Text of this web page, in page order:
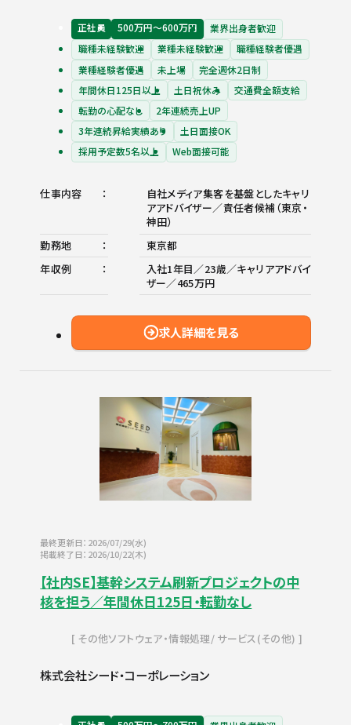
正社員 500万円〜600万円
業界出身者歓迎
職種未経験歓迎
業種未経験歓迎
職種経験者優遇
業種経験者優遇
未上場
完全週休2日制
年間休日125日以上
土日祝休み
交通費全額支給
転勤の心配なし
2年連続売上UP
3年連続昇給実績あり
土日面接OK
採用予定数5名以上
Web面接可能
仕事内容
自社メディア集客を基盤としたキャリ
アアドバイザー／責任者候補（東京・
神田）
勤務地
東京都
年収例
入社1年目／23歳／キャリアアドバイ
ザー／465万円
求人詳細を見る
最終更新日：2026/07/29(水)
掲載終了日：2026/10/22(木)
【社内SE】基幹システム刷新プロジェクトの中
核を担う／年間休日125日・転勤なし
その他ソフトウェア・情報処理 サービス(その他)
株式会社シード・コーポレーション